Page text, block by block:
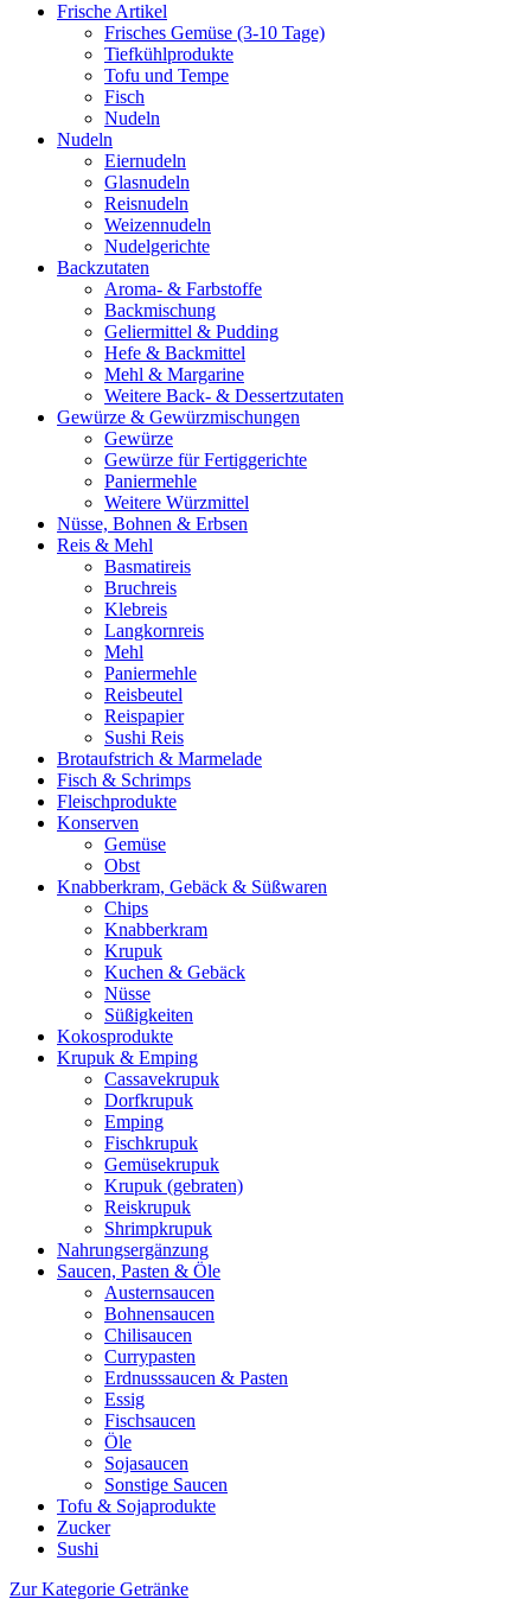
Frische Artikel
Frisches Gemüse (3-10 Tage)
Tiefkühlprodukte
Tofu und Tempe
Fisch
Nudeln
Nudeln
Eiernudeln
Glasnudeln
Reisnudeln
Weizennudeln
Nudelgerichte
Backzutaten
Aroma- & Farbstoffe
Backmischung
Geliermittel & Pudding
Hefe & Backmittel
Mehl & Margarine
Weitere Back- & Dessertzutaten
Gewürze & Gewürzmischungen
Gewürze
Gewürze für Fertiggerichte
Paniermehle
Weitere Würzmittel
Nüsse, Bohnen & Erbsen
Reis & Mehl
Basmatireis
Bruchreis
Klebreis
Langkornreis
Mehl
Paniermehle
Reisbeutel
Reispapier
Sushi Reis
Brotaufstrich & Marmelade
Fisch & Schrimps
Fleischprodukte
Konserven
Gemüse
Obst
Knabberkram, Gebäck & Süßwaren
Chips
Knabberkram
Krupuk
Kuchen & Gebäck
Nüsse
Süßigkeiten
Kokosprodukte
Krupuk & Emping
Cassavekrupuk
Dorfkrupuk
Emping
Fischkrupuk
Gemüsekrupuk
Krupuk (gebraten)
Reiskrupuk
Shrimpkrupuk
Nahrungsergänzung
Saucen, Pasten & Öle
Austernsaucen
Bohnensaucen
Chilisaucen
Currypasten
Erdnusssaucen & Pasten
Essig
Fischsaucen
Öle
Sojasaucen
Sonstige Saucen
Tofu & Sojaprodukte
Zucker
Sushi
Zur Kategorie Getränke